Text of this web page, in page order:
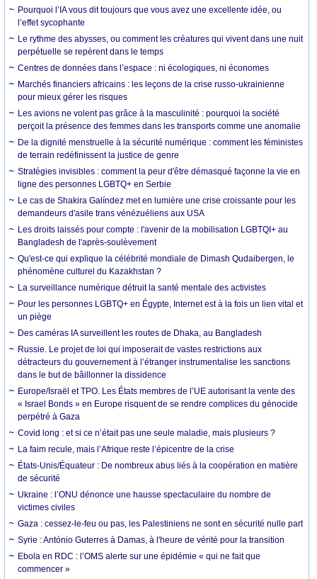
Pourquoi l’IA vous dit toujours que vous avez une excellente idée, ou
l’effet sycophante
Le rythme des abysses, ou comment les créatures qui vivent dans une nuit
perpétuelle se repèrent dans le temps
Centres de données dans l’espace : ni écologiques, ni économes
Marchés financiers africains : les leçons de la crise russo-ukrainienne
pour mieux gérer les risques
Les avions ne volent pas grâce à la masculinité : pourquoi la société
perçoit la présence des femmes dans les transports comme une anomalie
De la dignité menstruelle à la sécurité numérique : comment les féministes
de terrain redéfinissent la justice de genre
Stratégies invisibles : comment la peur d'être démasqué façonne la vie en
ligne des personnes LGBTQ+ en Serbie
Le cas de Shakira Galíndez met en lumière une crise croissante pour les
demandeurs d'asile trans vénézuéliens aux USA
Les droits laissés pour compte : l'avenir de la mobilisation LGBTQI+ au
Bangladesh de l'après-soulèvement
Qu'est-ce qui explique la célébrité mondiale de Dimash Qudaibergen, le
phénomène culturel du Kazakhstan ?
La surveillance numérique détruit la santé mentale des activistes
Pour les personnes LGBTQ+ en Égypte, Internet est à la fois un lien vital et
un piège
Des caméras IA surveillent les routes de Dhaka, au Bangladesh
Russie. Le projet de loi qui imposerait de vastes restrictions aux
détracteurs du gouvernement à l’étranger instrumentalise les sanctions
dans le but de bâillonner la dissidence
Europe/Israël et TPO. Les États membres de l’UE autorisant la vente des
« Israel Bonds » en Europe risquent de se rendre complices du génocide
perpétré à Gaza
Covid long : et si ce n’était pas une seule maladie, mais plusieurs ?
La faim recule, mais l’Afrique reste l’épicentre de la crise
États-Unis/Équateur : De nombreux abus liés à la coopération en matière
de sécurité
Ukraine : l’ONU dénonce une hausse spectaculaire du nombre de
victimes civiles
Gaza : cessez-le-feu ou pas, les Palestiniens ne sont en sécurité nulle part
Syrie : António Guterres à Damas, à l'heure de vérité pour la transition
Ebola en RDC : l’OMS alerte sur une épidémie « qui ne fait que
commencer »